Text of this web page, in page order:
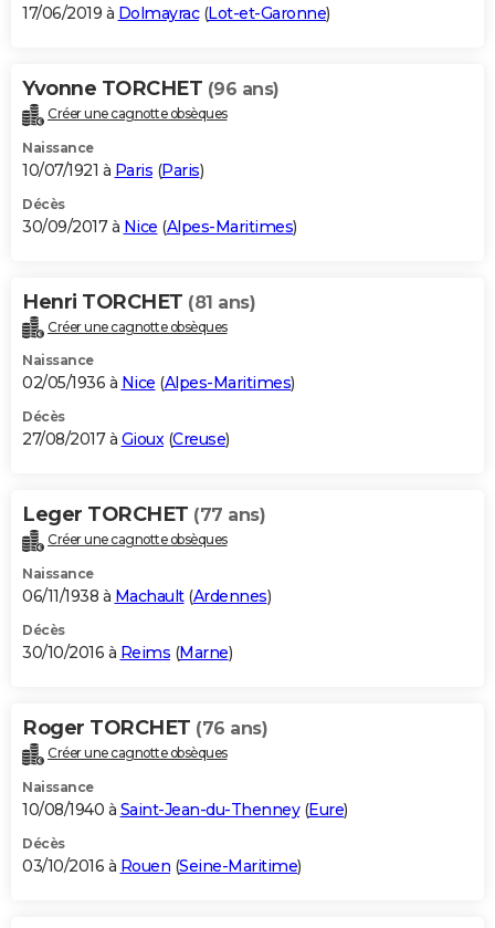
17/06/2019 à Dolmayrac(Lot-et-Garonne)
Yvonne TORCHET (96 ans)
Créer une cagnotte obsèques
Naissance
10/07/1921 à Paris (Paris)
Décès
30/09/2017 à Nice (Alpes-Maritimes)
Henri TORCHET (81 ans)
Créer une cagnotte obsèques
Naissance
02/05/1936 à Nice (Alpes-Maritimes)
Décès
27/08/2017 à Gioux(Creuse)
Leger TORCHET (77 ans)
Créer une cagnotte obsèques
Naissance
06/11/1938 à Machault(Ardennes)
Décès
30/10/2016 à Reims (Marne)
Roger TORCHET (76 ans)
Créer une cagnotte obsèques
Naissance
10/08/1940 à Saint-Jean-du-Thenney(Eure)
Décès
03/10/2016 à Rouen (Seine-Maritime)